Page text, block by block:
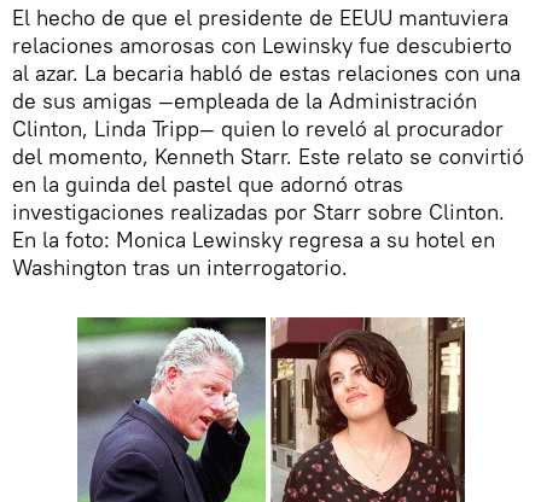
El hecho de que el presidente de EEUU mantuviera
relaciones amorosas con Lewinsky fue descubierto
al azar. La becaria habló de estas relaciones con una
de sus amigas —empleada de la Administración
Clinton, Linda Tripp— quien lo reveló al procurador
del momento, Kenneth Starr. Este relato se convirtió
en la guinda del pastel que adornó otras
investigaciones realizadas por Starr sobre Clinton.
En la foto: Monica Lewinsky regresa a su hotel en
Washington tras un interrogatorio.